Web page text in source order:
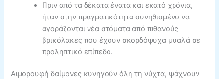
Πριν από τα δέκατα ένατα και εκατό χρόνια,
ήταν στην πραγματικότητα συνηθισμένο να
αγοράζονται νέα στόματα από πιθανούς
βρικόλακες που έχουν σκορδόψυχα μυαλά σε
προληπτικό επίπεδο.
Αιμορουφή δαίμονες κυνηγούν όλη τη νύχτα, ψάχνουν